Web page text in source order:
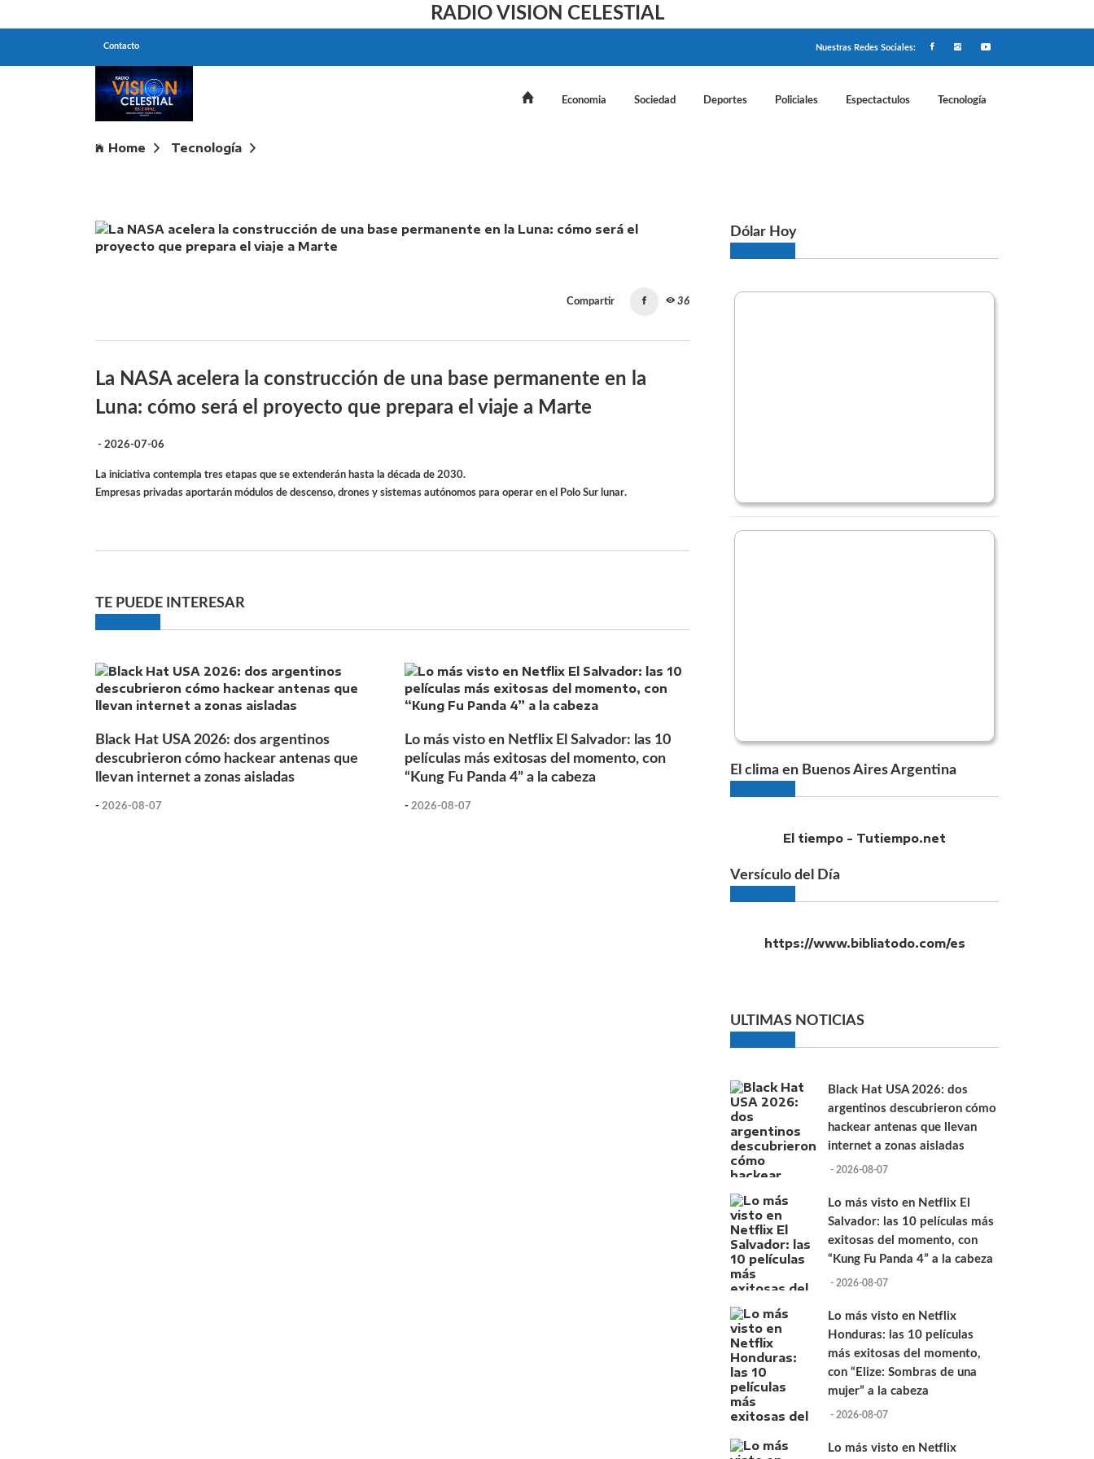
RADIO VISION CELESTIAL
Contacto Nuestras Redes Sociales:
Economia Sociedad Deportes Policiales Espectactulos Tecnología
Home
Tecnología
Compartir 36
La NASA acelera la construcción de una base permanente en la
Luna: cómo será el proyecto que prepara el viaje a Marte
- 2026-07-06
La iniciativa contempla tres etapas que se extenderán hasta la década de 2030.
Empresas privadas aportarán módulos de descenso, drones y sistemas autónomos para operar en el Polo Sur lunar.
TE PUEDE INTERESAR
Black Hat USA 2026: dos argentinos
descubrieron cómo hackear antenas que
llevan internet a zonas aisladas
- 2026-08-07
Lo más visto en Netflix El Salvador: las 10
películas más exitosas del momento, con
“Kung Fu Panda 4” a la cabeza
- 2026-08-07
Dólar Hoy
El clima en Buenos Aires Argentina
El tiempo - Tutiempo.net
Versículo del Día
https://www.bibliatodo.com/es
ULTIMAS NOTICIAS
Black Hat USA 2026: dos
argentinos descubrieron cómo
hackear antenas que llevan
internet a zonas aisladas
- 2026-08-07
Lo más visto en Netflix El
Salvador: las 10 películas más
exitosas del momento, con
“Kung Fu Panda 4” a la cabeza
- 2026-08-07
Lo más visto en Netflix
Honduras: las 10 películas
más exitosas del momento,
con “Elize: Sombras de una
mujer” a la cabeza
- 2026-08-07
Lo más visto en Netflix